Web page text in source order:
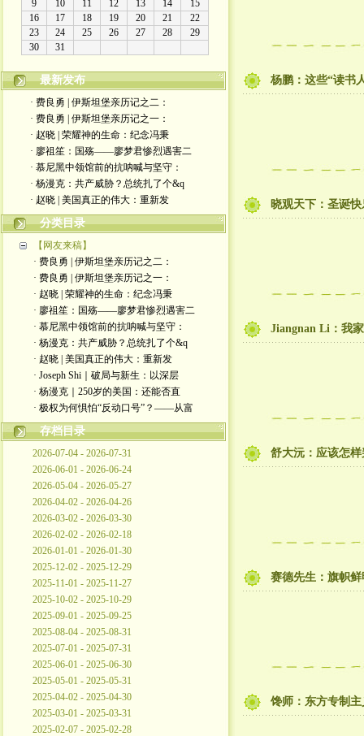
最新发布
· 费良勇 | 伊斯坦堡亲历记之二：
· 费良勇 | 伊斯坦堡亲历记之一：
· 赵晓 | 荣耀神的生命：纪念冯秉
· 廖祖笙：国殇——廖梦君惨烈遇害二
· 慕尼黑中领馆前的抗呐喊与坚守：
· 杨漫克：共产威胁？总统扎了个&q
· 赵晓 | 美国真正的伟大：重新发
分类目录
【网友来稿】
· 费良勇 | 伊斯坦堡亲历记之二：
· 费良勇 | 伊斯坦堡亲历记之一：
· 赵晓 | 荣耀神的生命：纪念冯秉
· 廖祖笙：国殇——廖梦君惨烈遇害二
· 慕尼黑中领馆前的抗呐喊与坚守：
· 杨漫克：共产威胁？总统扎了个&q
· 赵晓 | 美国真正的伟大：重新发
· Joseph Shi｜破局与新生：以深层
· 杨漫克｜250岁的美国：还能否直
· 极权为何惧怕“反动口号”？——从富
存档目录
2026-07-04 - 2026-07-31
2026-06-01 - 2026-06-24
2026-05-04 - 2026-05-27
2026-04-02 - 2026-04-26
2026-03-02 - 2026-03-30
2026-02-02 - 2026-02-18
2026-01-01 - 2026-01-30
2025-12-02 - 2025-12-29
2025-11-01 - 2025-11-27
2025-10-02 - 2025-10-29
2025-09-01 - 2025-09-25
2025-08-04 - 2025-08-31
2025-07-01 - 2025-07-31
2025-06-01 - 2025-06-30
2025-05-01 - 2025-05-31
2025-04-02 - 2025-04-30
2025-03-01 - 2025-03-31
2025-02-07 - 2025-02-28
杨鹏：这些“读书
晓观天下：圣诞快
Jiangnan Li：我
舒大沅：应该怎
赛德先生：旗帜
馋师：东方专制